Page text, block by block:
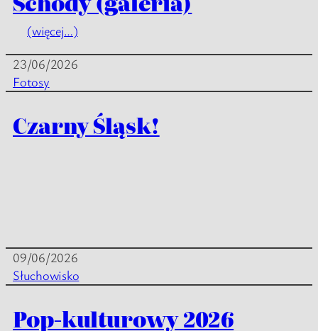
(więcej…)
23/06/2026
Fotosy
Czarny Śląsk!
09/06/2026
Słuchowisko
Pop-kulturowy 2026